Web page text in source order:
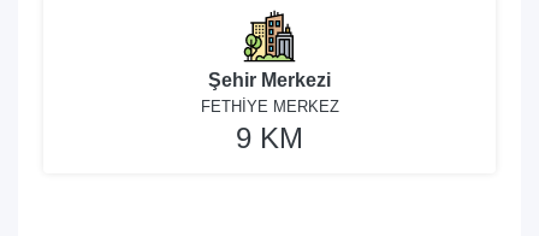
Şehir Merkezi
FETHİYE MERKEZ
9 KM